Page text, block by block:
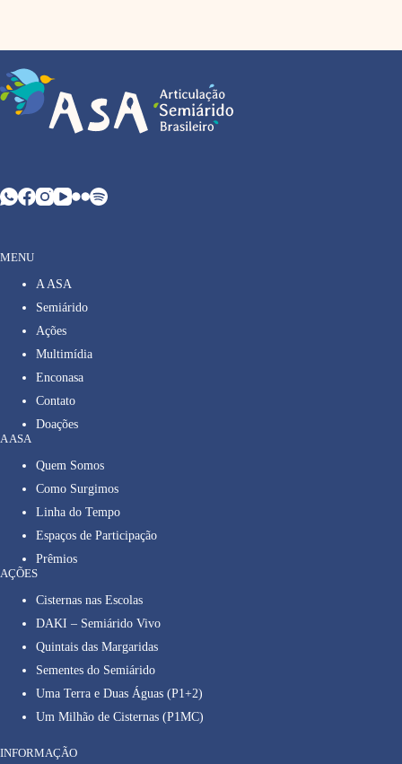
MENU
A ASA
Semiárido
Ações
Multimídia
Enconasa
Contato
Doações
A ASA
Quem Somos
Como Surgimos
Linha do Tempo
Espaços de Participação
Prêmios
AÇÕES
Cisternas nas Escolas
DAKI – Semiárido Vivo
Quintais das Margaridas
Sementes do Semiárido
Uma Terra e Duas Águas (P1+2)
Um Milhão de Cisternas (P1MC)
INFORMAÇÃO